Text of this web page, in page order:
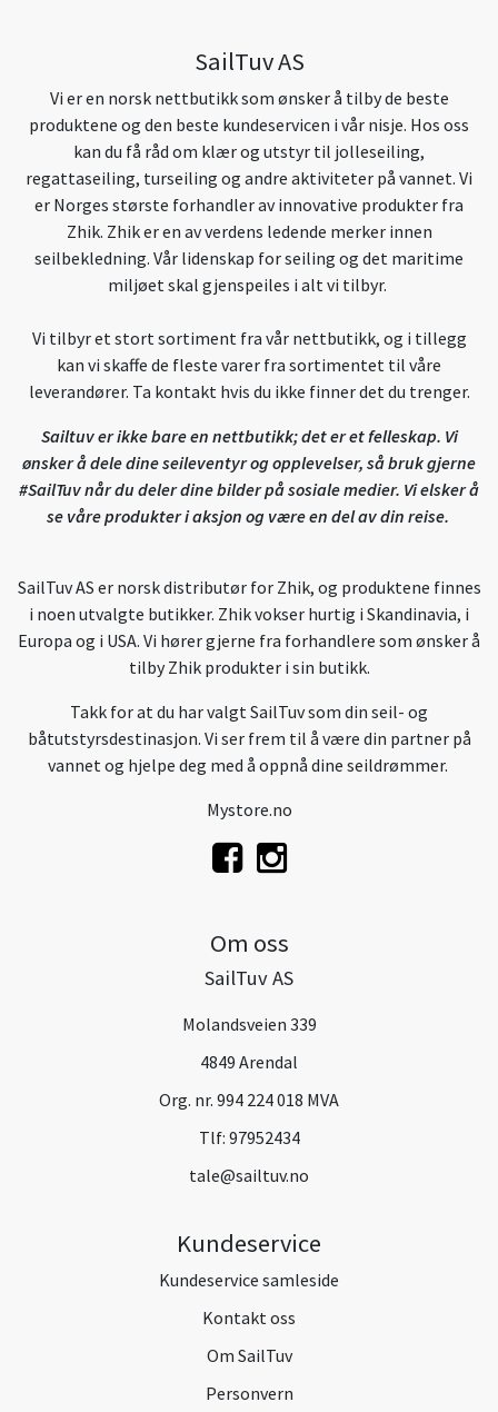
SailTuv AS
Vi er en norsk nettbutikk som ønsker å tilby de beste
produktene og den beste kundeservicen i vår nisje. Hos oss
kan du få råd om klær og utstyr til jolleseiling,
regattaseiling, turseiling og andre aktiviteter på vannet. Vi
er Norges største forhandler av innovative produkter fra
Zhik. Zhik er en av verdens ledende merker innen
seilbekledning. Vår lidenskap for seiling og det maritime
miljøet skal gjenspeiles i alt vi tilbyr.
Vi tilbyr et stort sortiment fra vår nettbutikk, og i tillegg
kan vi skaffe de fleste varer fra sortimentet til våre
leverandører. Ta kontakt hvis du ikke finner det du trenger.
Sailtuv er ikke bare en nettbutikk; det er et felleskap. Vi
ønsker å dele dine seileventyr og opplevelser, så bruk gjerne
#SailTuv når du deler dine bilder på sosiale medier. Vi elsker å
se våre produkter i aksjon og være en del av din reise.
SailTuv AS er norsk distributør for Zhik, og produktene finnes
i noen utvalgte butikker. Zhik vokser hurtig i Skandinavia, i
Europa og i USA. Vi hører gjerne fra forhandlere som ønsker å
tilby Zhik produkter i sin butikk.
Takk for at du har valgt SailTuv som din seil- og
båtutstyrsdestinasjon. Vi ser frem til å være din partner på
vannet og hjelpe deg med å oppnå dine seildrømmer.
Mystore.no
Om oss
SailTuv AS
Molandsveien 339
4849 Arendal
Org. nr. 994 224 018 MVA
Tlf: 97952434
tale@sailtuv.no
Kundeservice
Kundeservice samleside
Kontakt oss
Om SailTuv
Personvern